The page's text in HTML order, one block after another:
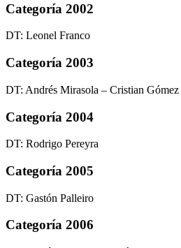
Categoría 2002
DT: Leonel Franco
Categoría 2003
DT: Andrés Mirasola – Cristian Gómez
Categoría 2004
DT: Rodrigo Pereyra
Categoría 2005
DT: Gastón Palleiro
Categoría 2006